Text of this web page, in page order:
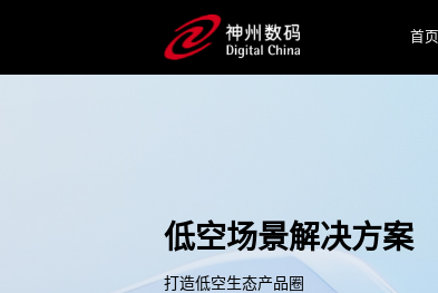
首页
低空场景解决方案
打造低空生态产品圈